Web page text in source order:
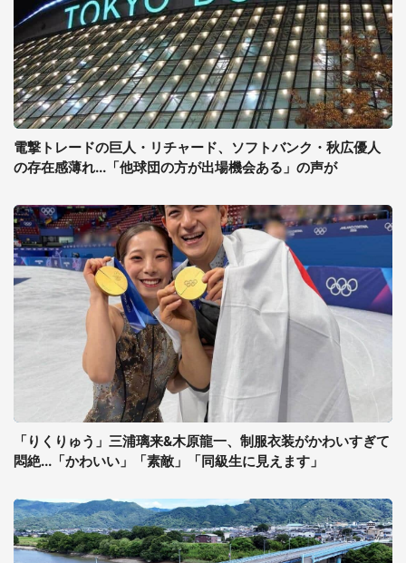
電撃トレードの巨人・リチャード、ソフトバンク・秋広優人
の存在感薄れ...「他球団の方が出場機会ある」の声が
「りくりゅう」三浦璃来&木原龍一、制服衣装がかわいすぎて
悶絶...「かわいい」「素敵」「同級生に見えます」